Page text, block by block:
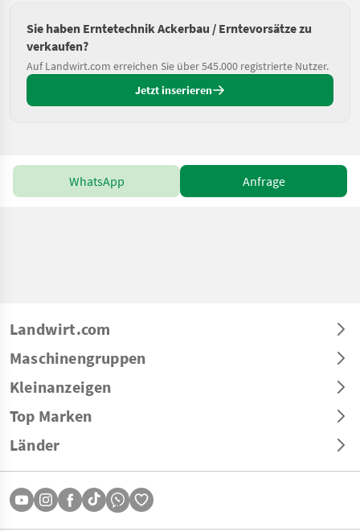
Sie haben Erntetechnik Ackerbau / Erntevorsätze zu
verkaufen?
Auf Landwirt.com erreichen Sie über 545.000 registrierte Nutzer.
Jetzt inserieren
WhatsApp Anfrage
Landwirt.com
Maschinengruppen
Kleinanzeigen
Top Marken
Länder